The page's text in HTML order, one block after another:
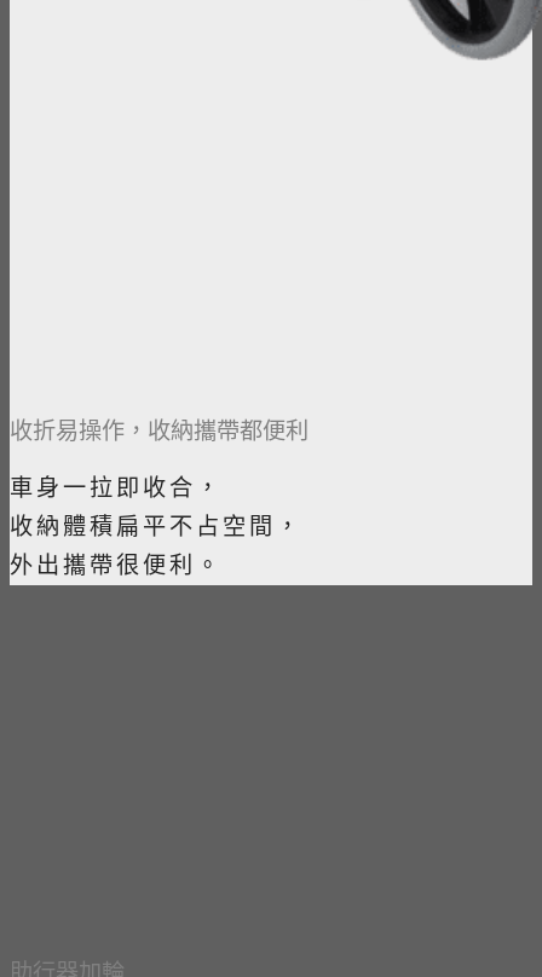
收折易操作，收納攜帶都便利
車身一拉即收合，
收納體積扁平不占空間，
外出攜帶很便利。